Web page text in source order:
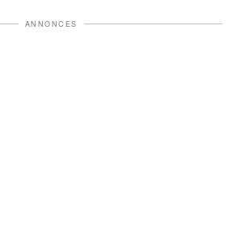
ANNONCES